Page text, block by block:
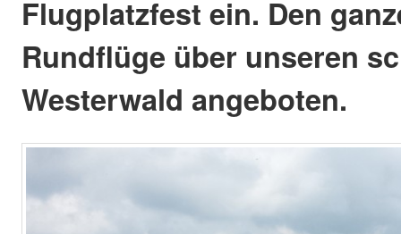
Flugplatzfest ein. Den
Rundflüge über unseren
Westerwald angeboten.